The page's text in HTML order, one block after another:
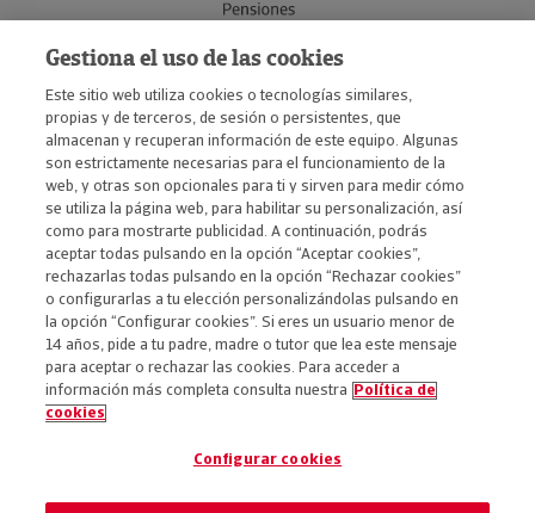
Sobre GCO
GCO
Occident
ACCESIBILIDAD
AVISO LEGAL
POLÍTICA DE PRIVACIDAD
POLÍTICA DE COOKIES
CÓDIGO ÉTICO
DIVULGACIÓN SOBRE SOSTENIBILIDAD
Gestiona el uso de las cookies
Este sitio web utiliza cookies o tecnologías similares,
propias y de terceros, de sesión o persistentes, que
almacenan y recuperan información de este equipo. Algunas
son estrictamente necesarias para el funcionamiento de la
web, y otras son opcionales para ti y sirven para medir cómo
se utiliza la página web, para habilitar su personalización, así
como para mostrarte publicidad. A continuación, podrás
aceptar todas pulsando en la opción “Aceptar cookies”,
rechazarlas todas pulsando en la opción “Rechazar cookies”
o configurarlas a tu elección personalizándolas pulsando en
la opción “Configurar cookies”. Si eres un usuario menor de
14 años, pide a tu padre, madre o tutor que lea este mensaje
para aceptar o rechazar las cookies. Para acceder a
información más completa consulta nuestra
Política de
cookies
Configurar cookies